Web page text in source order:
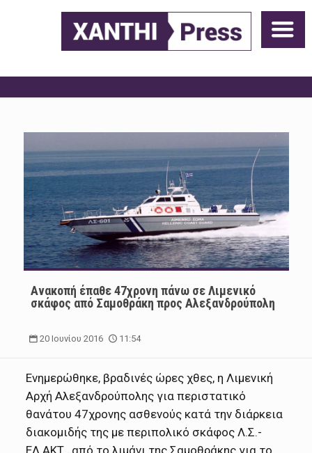
Ανακοπή έπαθε 47χρονη πάνω σε Λιμενικό
σκάφος από Σαμοθράκη προς Αλεξανδρούπολη
20 Ιουνίου 2016 11:54
Ενημερώθηκε, βραδινές ώρες χθες, η Λιμενική
Αρχή Αλεξανδρούπολης για περιστατικό
θανάτου 47χρονης ασθενούς κατά την διάρκεια
διακομιδής της με περιπολικό σκάφος Λ.Σ.-